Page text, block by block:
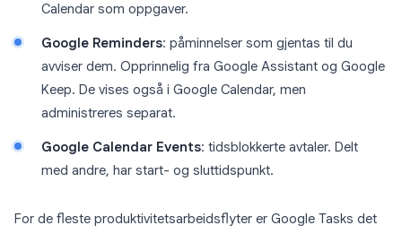
Calendar som oppgaver.
Google Reminders: påminnelser som gjentas til du
avviser dem. Opprinnelig fra Google Assistant og Google
Keep. De vises også i Google Calendar, men
administreres separat.
Google Calendar Events: tidsblokkerte avtaler. Delt
med andre, har start- og sluttidspunkt.
For de fleste produktivitetsarbeidsflyter er Google Tasks det